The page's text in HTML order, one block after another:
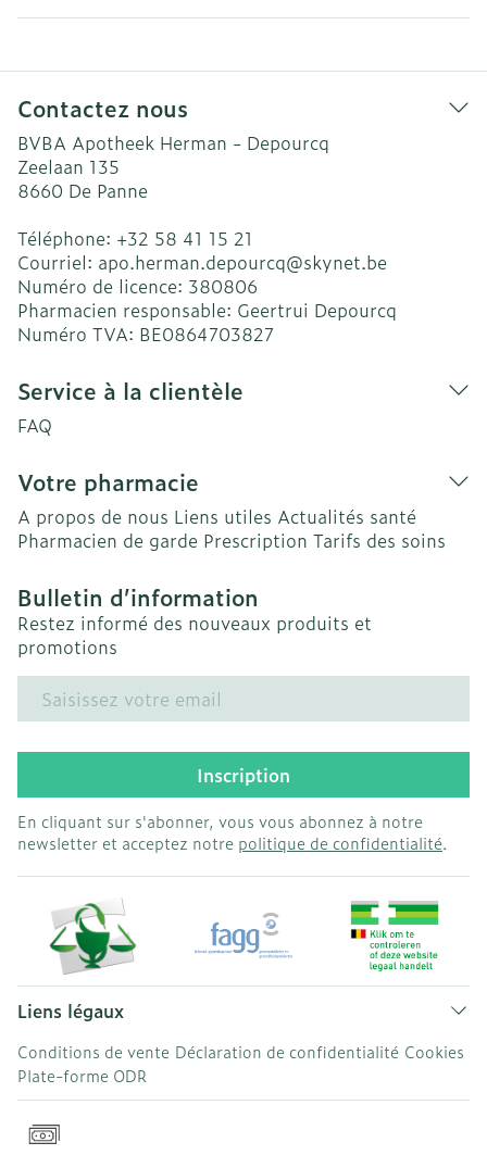
Contactez nous
BVBA Apotheek Herman - Depourcq
Zeelaan 135
8660 De Panne
Téléphone: +32 58 41 15 21
Courriel: apo.herman.depourcq@skynet.be
Numéro de licence: 380806
Pharmacien responsable: Geertrui Depourcq
Numéro TVA: BE0864703827
Service à la clientèle
FAQ
Votre pharmacie
A propos de nous Liens utiles Actualités santé
Pharmacien de garde Prescription Tarifs des soins
Bulletin d’information
Restez informé des nouveaux produits et
promotions
Adresse mail
Inscription
En cliquant sur s'abonner, vous vous abonnez à notre
newsletter et acceptez notre politique de confidentialité.
Liens légaux
Conditions de vente Déclaration de confidentialité Cookies
Plate-forme ODR